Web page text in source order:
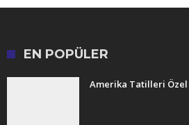
EN POPÜLER
Amerika Tatilleri